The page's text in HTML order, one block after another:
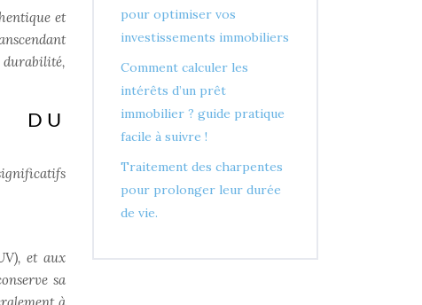
et
durabilité,
DU
et aux
sa
pour optimiser vos
investissements immobiliers
Comment calculer les
intérêts d’un prêt
immobilier ? guide pratique
facile à suivre !
Traitement des charpentes
pour prolonger leur durée
de vie.